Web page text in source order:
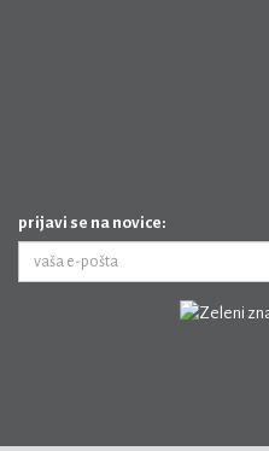
prijavi se na novice: